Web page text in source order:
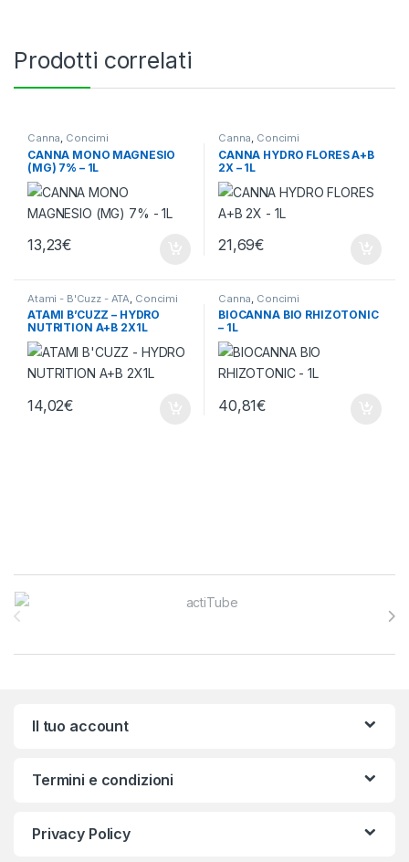
Prodotti correlati
Canna, Concimi
CANNA MONO MAGNESIO
(MG) 7% – 1L
13,23€
Canna, Concimi
CANNA HYDRO FLORES A+B
2X – 1L
21,69€
Atami - B'Cuzz - ATA Concimi
ATAMI B’CUZZ – HYDRO
NUTRITION A+B 2X1L
14,02€
Canna Concimi
BIOCANNA BIO RHIZOTONIC
– 1L
40,81€
Brands Carousel
Il tuo account
Termini e condizioni
Privacy Policy